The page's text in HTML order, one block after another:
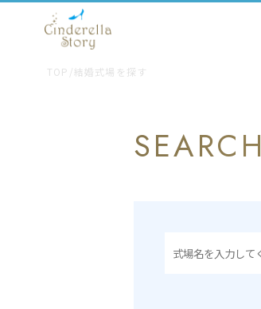
TOP 結婚式場を探す
SEARCH